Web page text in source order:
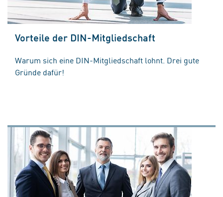
Vorteile der DIN-Mitgliedschaft
Warum sich eine DIN-Mitgliedschaft lohnt. Drei gute
Gründe dafür!